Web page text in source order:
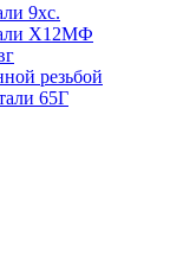
9хс.
Х12МФ
резьбой
65Г